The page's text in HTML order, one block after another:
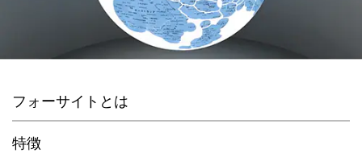
フォーサイトとは
特徴